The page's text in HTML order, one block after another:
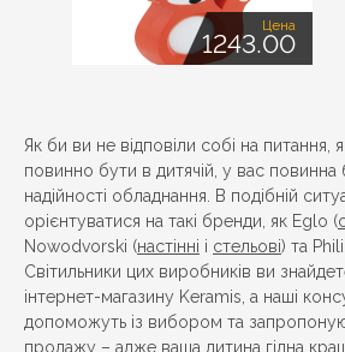
Цена
1243.00
Як би ви не відповіли собі на питання,
повинно бути в дитячій, у вас повинна
надійності обладнання. В подібній
орієнтуватися на такі бренди, як Eglo (
Nowodvorski (настінні і стельові) та
Світильники цих виробників ви
інтернет-магазину Keramis, а наші
допоможуть із вибором та
продажу – адже ваша дитина гідна